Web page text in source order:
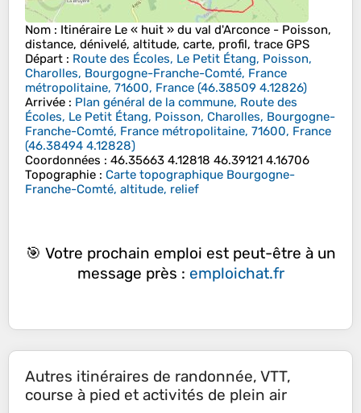
Nom : Itinéraire Le « huit » du val d'Arconce - Poisson,
distance, dénivelé, altitude, carte, profil, trace GPS
Départ : Route des Écoles, Le Petit Étang, Poisson,
Charolles, Bourgogne-Franche-Comté, France
métropolitaine, 71600, France (46.38509 4.12826)
Arrivée : Plan général de la commune, Route des
Écoles, Le Petit Étang, Poisson, Charolles, Bourgogne-
Franche-Comté, France métropolitaine, 71600, France
(46.38494 4.12828)
Coordonnées : 46.35663 4.12818 46.39121 4.16706
Topographie : Carte topographique Bourgogne-
Franche-Comté, altitude, relief
🎯 Votre prochain emploi est peut-être à un
message près : emploichat.fr
Autres itinéraires de randonnée, VTT,
course à pied et activités de plein air